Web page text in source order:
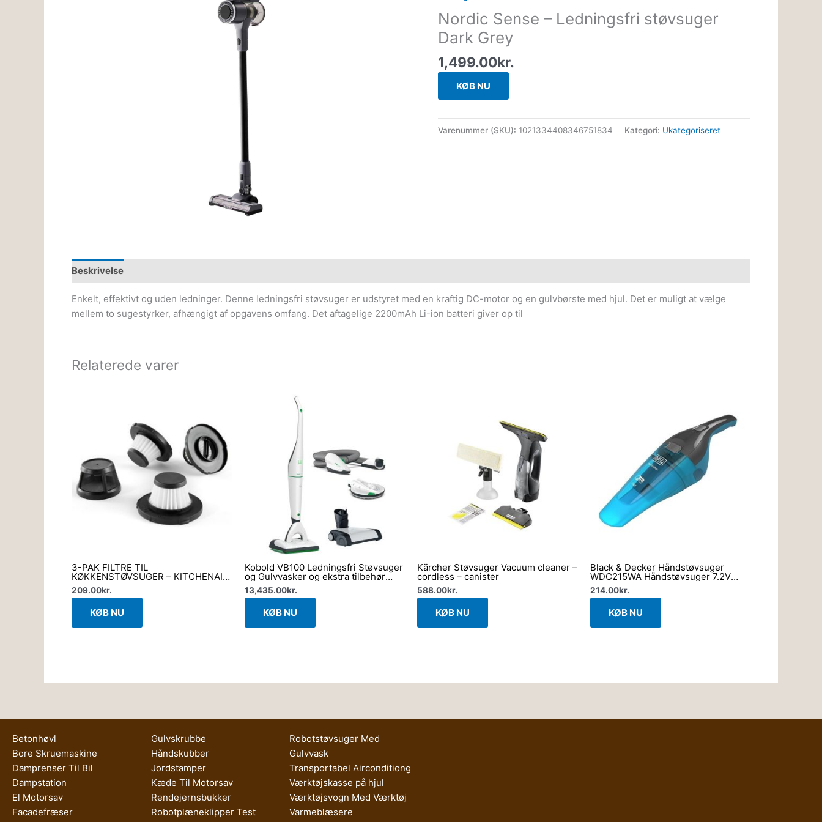
Nordic Sense – Ledningsfri støvsuger
Dark Grey
1,499.00kr.
KØB NU
Varenummer (SKU): 1021334408346751834 Kategori: Ukategoriseret
Beskrivelse
Enkelt, effektivt og uden ledninger. Denne ledningsfri støvsuger er udstyret med en kraftig DC-motor og en gulvbørste med hjul. Det er muligt at vælge
mellem to sugestyrker, afhængigt af opgavens omfang. Det aftagelige 2200mAh Li-ion batteri giver op til
Relaterede varer
3-PAK FILTRE TIL
KØKKENSTØVSUGER – KITCHENAID
GO
209.00kr.
KØB NU
Kobold VB100 Ledningsfri Støvsuger
og Gulvvasker og ekstra tilbehør
(den komplette pakke)
13,435.00kr.
KØB NU
Kärcher Støvsuger Vacuum cleaner –
cordless – canister
588.00kr.
KØB NU
Black & Decker Håndstøvsuger
WDC215WA Håndstøvsuger 7.2V
Våd&Tør +tilbehør
214.00kr.
KØB NU
Betonhøvl
Bore Skruemaskine
Damprenser Til Bil
Dampstation
El Motorsav
Facadefræser
Gulvskrubbe
Håndskubber
Jordstamper
Kæde Til Motorsav
Rendejernsbukker
Robotplæneklipper Test
Robotstøvsuger Med
Gulvvask
Transportabel Airconditiong
Værktøjskasse på hjul
Værktøjsvogn Med Værktøj
Varmeblæsere